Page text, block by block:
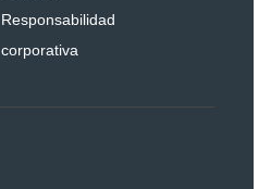
Responsabilidad
corporativa